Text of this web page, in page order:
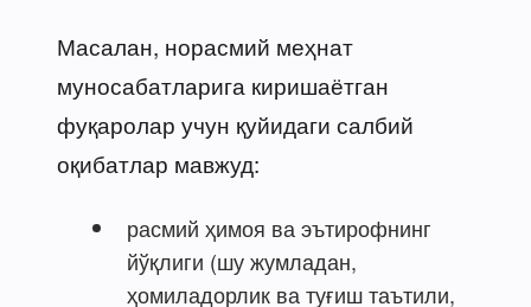
Масалан, норасмий меҳнат
муносабатларига киришаётган
фуқаролар учун қуйидаги салбий
оқибатлар мавжуд:
расмий ҳимоя ва эътирофнинг
йўқлиги (шу жумладан,
ҳомиладорлик ва туғиш таътили,